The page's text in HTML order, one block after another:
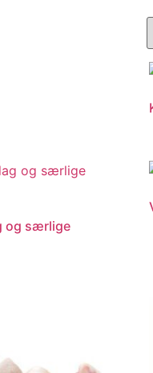
og særlige